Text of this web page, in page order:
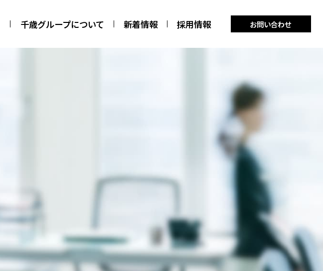
千歳グループについて 新着情報 採用情報 お問い合わせ